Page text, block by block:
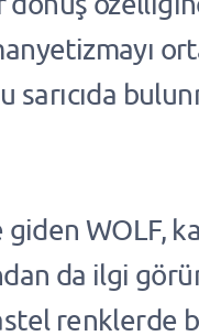
sarıcıda
WOLF,
da ilgi
renklerde